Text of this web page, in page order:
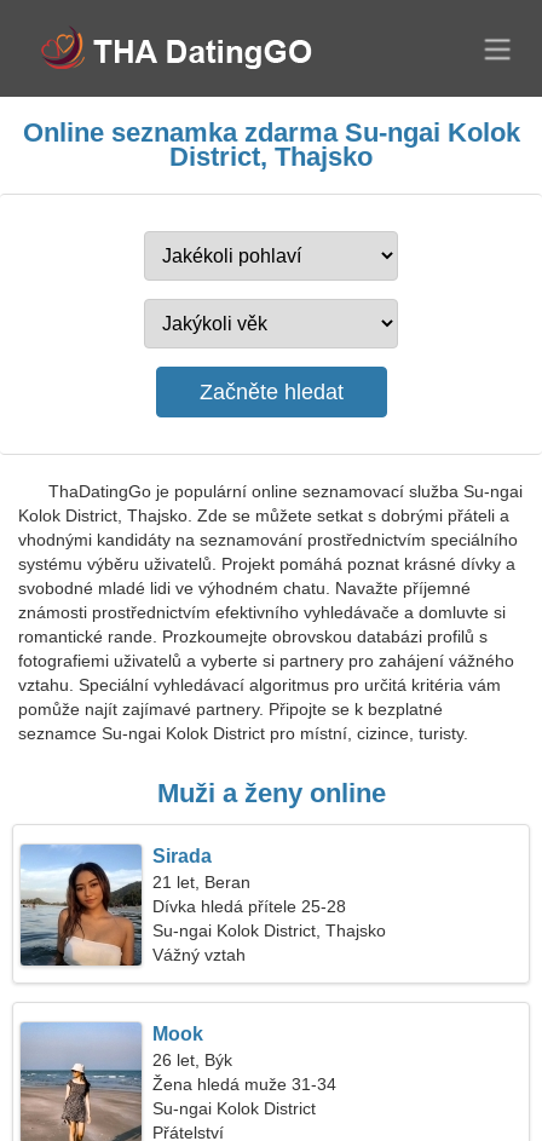
Online seznamka zdarma Su-ngai Kolok
District, Thajsko
ThaDatingGo je populární online seznamovací služba Su-ngai
Kolok District, Thajsko. Zde se můžete setkat s dobrými přáteli a
vhodnými kandidáty na seznamování prostřednictvím speciálního
systému výběru uživatelů. Projekt pomáhá poznat krásné dívky a
svobodné mladé lidi ve výhodném chatu. Navažte příjemné
známosti prostřednictvím efektivního vyhledávače a domluvte si
romantické rande. Prozkoumejte obrovskou databázi profilů s
fotografiemi uživatelů a vyberte si partnery pro zahájení vážného
vztahu. Speciální vyhledávací algoritmus pro určitá kritéria vám
pomůže najít zajímavé partnery. Připojte se k bezplatné
seznamce Su-ngai Kolok District pro místní, cizince, turisty.
Muži a ženy online
Sirada
21 let, Beran
Dívka hledá přítele 25-28
Su-ngai Kolok District, Thajsko
Vážný vztah
Mook
26 let, Býk
Žena hledá muže 31-34
Su-ngai Kolok District
Přátelství